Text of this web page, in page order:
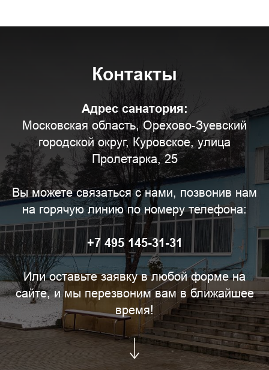
Контакты
Адрес санатория:
Московская область, Орехово-Зуевский
городской округ, Куровское, улица
Пролетарка, 25
Вы можете связаться с нами, позвонив нам
на горячую линию по номеру телефона:
+7 495 145-31-31
Или оставьте заявку в любой форме на
сайте, и мы перезвоним вам в ближайшее
время!